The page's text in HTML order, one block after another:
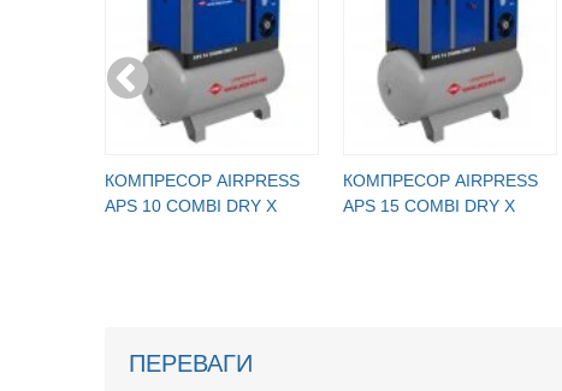
КОМПРЕСОР AIRPRESS
APS 10 COMBI DRY X
КОМПРЕСОР AIRPRESS
APS 15 COMBI DRY X
ПЕРЕВАГИ